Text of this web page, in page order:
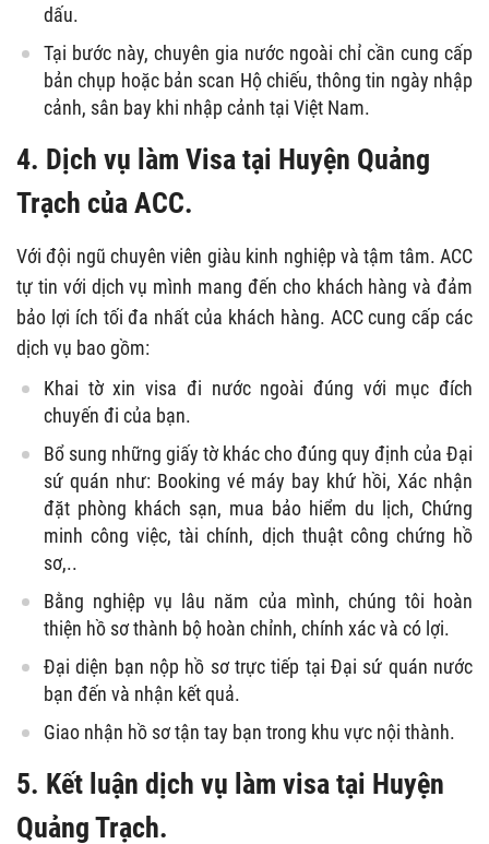
dấu.
Tại bước này, chuyên gia nước ngoài chỉ cần cung cấp
bản chụp hoặc bản scan Hộ chiếu, thông tin ngày nhập
cảnh, sân bay khi nhập cảnh tại Việt Nam.
4. Dịch vụ làm Visa tại Huyện Quảng
Trạch của ACC.
Với đội ngũ chuyên viên giàu kinh nghiệp và tậm tâm. ACC
tự tin với dịch vụ mình mang đến cho khách hàng và đảm
bảo lợi ích tối đa nhất của khách hàng. ACC cung cấp các
dịch vụ bao gồm:
Khai tờ xin visa đi nước ngoài đúng với mục đích
chuyến đi của bạn.
Bổ sung những giấy tờ khác cho đúng quy định của Đại
sứ quán như: Booking vé máy bay khứ hồi, Xác nhận
đặt phòng khách sạn, mua bảo hiểm du lịch, Chứng
minh công việc, tài chính, dịch thuật công chứng hồ
sơ,..
Bằng nghiệp vụ lâu năm của mình, chúng tôi hoàn
thiện hồ sơ thành bộ hoàn chỉnh, chính xác và có lợi.
Đại diện bạn nộp hồ sơ trực tiếp tại Đại sứ quán nước
bạn đến và nhận kết quả.
Giao nhận hồ sơ tận tay bạn trong khu vực nội thành.
5. Kết luận dịch vụ làm visa tại Huyện
Quảng Trạch.